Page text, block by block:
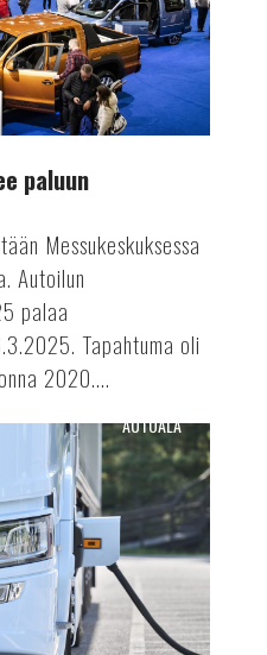
paluun
Messukeskuksessa
Autoilun
palaa
Tapahtuma oli
2020....
AUTOALA